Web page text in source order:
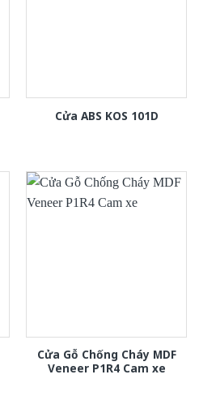
Cửa ABS KOS 101D
Cửa Gỗ Chống Cháy MDF
Veneer P1R4 Cam xe